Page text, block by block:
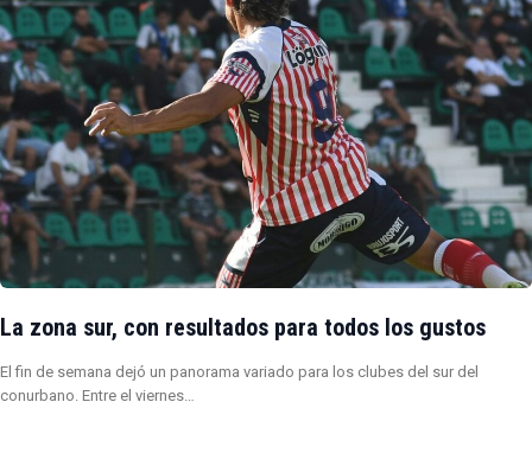
La zona sur, con resultados para todos los gustos
El fin de semana dejó un panorama variado para los clubes del sur del
conurbano. Entre el viernes…